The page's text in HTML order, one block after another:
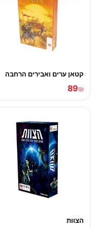
קטאן ערים ואבירים הרחבה
₪
89
הצוות